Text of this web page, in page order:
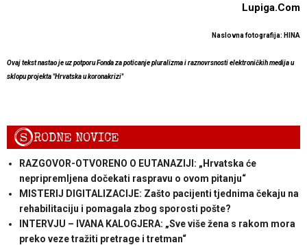
Lupiga.Com
Naslovna fotografija: HINA
Ovaj tekst nastao je uz potporu Fonda za poticanje pluralizma i raznovrsnosti elektroničkih medija u
sklopu projekta "Hrvatska u koronakrizi"
SRODNE NOVICE
RAZGOVOR-OTVORENO O EUTANAZIJI: „Hrvatska će
nepripremljena dočekati raspravu o ovom pitanju“
MISTERIJ DIGITALIZACIJE: Zašto pacijenti tjednima čekaju na
rehabilitaciju i pomagala zbog sporosti pošte?
INTERVJU – IVANA KALOGJERA: „Sve više žena s rakom mora
preko veze tražiti pretrage i tretman“